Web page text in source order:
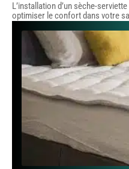
L’installation d’un sèche-
optimiser le confort dans votre